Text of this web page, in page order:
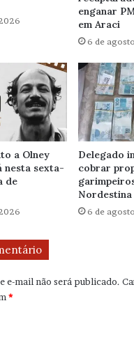
enganar
em Araci
6 de
a Olney
nesta sexta-
de
Delegado
cobrar
Nordestina
6 de
e-mail não será publicado.
*